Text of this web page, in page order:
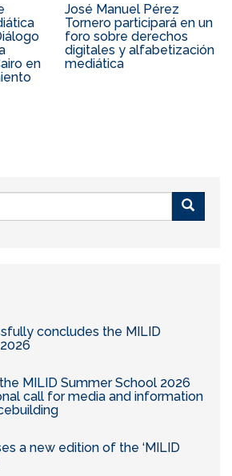
en
José Manuel Pérez
Tornero participará en un
foro sobre derechos
digitales y alfabetización
mediática
concludes the MILID
MILID Summer School 2026
call for media and information
a new edition of the ‘MILID